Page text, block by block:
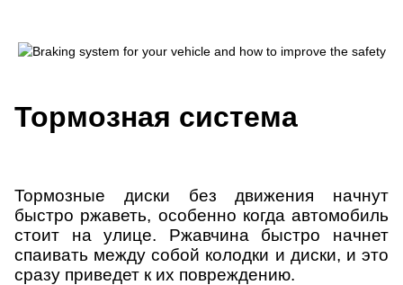
Тормозная система
Тормозные диски без движения начнут
быстро ржаветь, особенно когда автомобиль
стоит на улице. Ржавчина быстро начнет
спаивать между собой колодки и диски, и это
сразу приведет к их повреждению.